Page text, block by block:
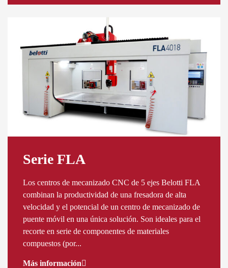
Serie FLA
Los centros de mecanizado CNC de 5 ejes Belotti FLA
combinan la productividad de una fresadora de alta
velocidad y el potencial de un centro de mecanizado de
puente móvil en una única solución. Son ideales para el
recorte en serie de componentes de materiales
compuestos (por...
Más información